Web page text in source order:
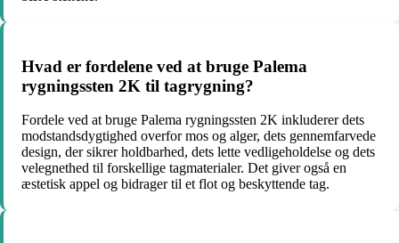
Hvad er fordelene ved at bruge Palema
rygningssten 2K til tagrygning?
Fordele ved at bruge Palema rygningssten 2K inkluderer dets
modstandsdygtighed overfor mos og alger, dets gennemfarvede
design, der sikrer holdbarhed, dets lette vedligeholdelse og dets
velegnethed til forskellige tagmaterialer. Det giver også en
æstetisk appel og bidrager til et flot og beskyttende tag.